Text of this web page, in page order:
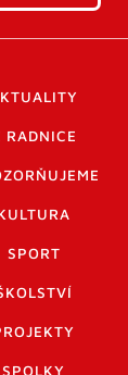
RADNICE
SPORT
SPOLKY